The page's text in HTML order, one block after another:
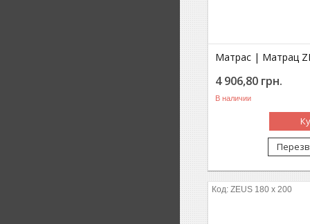
Матрас | Матрац
4 906,80 грн.
В наличии
ZEUS 180 x 200